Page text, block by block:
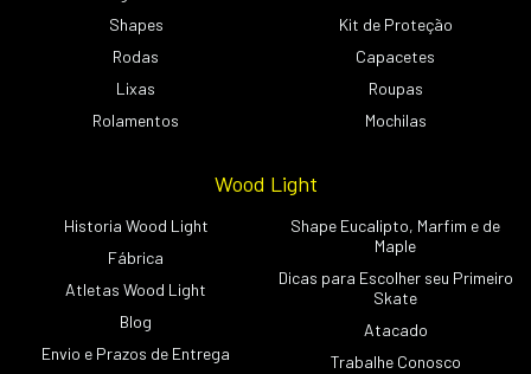
Shapes
Rodas
Lixas
Rolamentos
Kit de Proteção
Capacetes
Roupas
Mochilas
Wood Light
Historia Wood Light
Fábrica
Atletas Wood Light
Blog
Envio e Prazos de Entrega
Shape Eucalipto, Marfim e de
Maple
Dicas para Escolher seu Primeiro
Skate
Atacado
Trabalhe Conosco